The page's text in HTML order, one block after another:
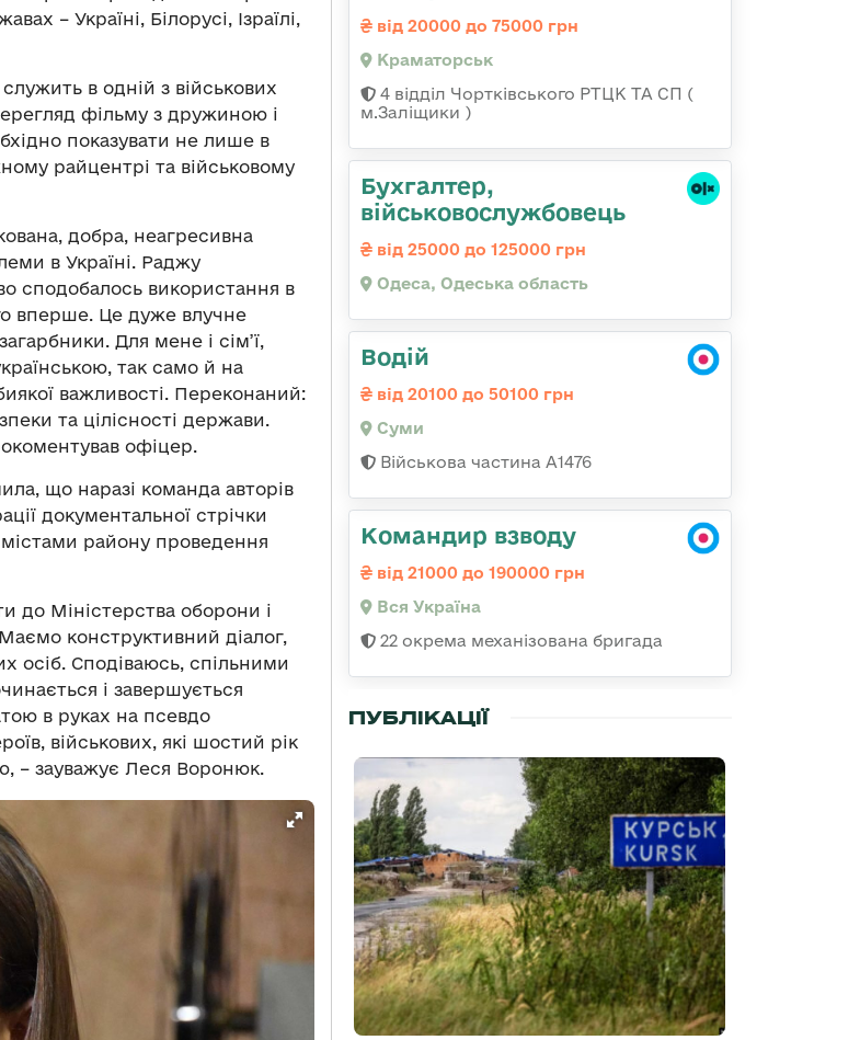
– Україні, Білорусі, Ізраїлі,
в одній з військових
фільму з дружиною і
показувати не лише в
райцентрі та військовому
добра, неагресивна
в Україні. Раджу
сподобалось використання в
вперше. Це дуже влучне
Для мене і сім’ї,
так само й на
важливості. Переконаний:
та цілісності держави.
офіцер.
що наразі команда авторів
документальної стрічки
району проведення
до Міністерства оборони і
конструктивний діалог,
осіб. Сподіваюсь, спільними
і завершується
в руках на псевдо
військових, які шостий рік
– зауважує Леся Воронюк.
від 20000 до 75000 грн
Краматорськ
4 відділ Чортківського РТЦК ТА СП (
м.Заліщики )
Бухгалтер,
військовослужбовець
від 25000 до 125000 грн
Одеса, Одеська область
Водій
від 20100 до 50100 грн
Суми
Військова частина А1476
Командир взводу
від 21000 до 190000 грн
Вся Україна
22 окрема механізована бригада
ПУБЛІКАЦІЇ